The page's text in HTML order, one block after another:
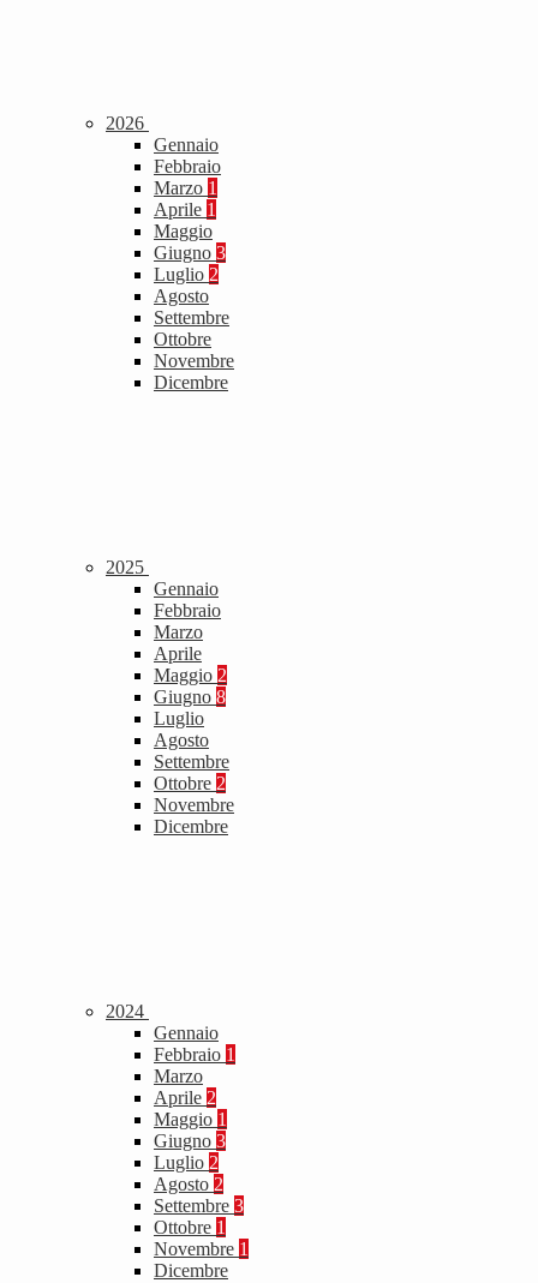
2026
Gennaio
Febbraio
Marzo 1
Aprile 1
Maggio
Giugno 3
Luglio 2
Agosto
Settembre
Ottobre
Novembre
Dicembre
2025
Gennaio
Febbraio
Marzo
Aprile
Maggio 2
Giugno 8
Luglio
Agosto
Settembre
Ottobre 2
Novembre
Dicembre
2024
Gennaio
Febbraio 1
Marzo
Aprile 2
Maggio 1
Giugno 3
Luglio 2
Agosto 2
Settembre 3
Ottobre 1
Novembre 1
Dicembre